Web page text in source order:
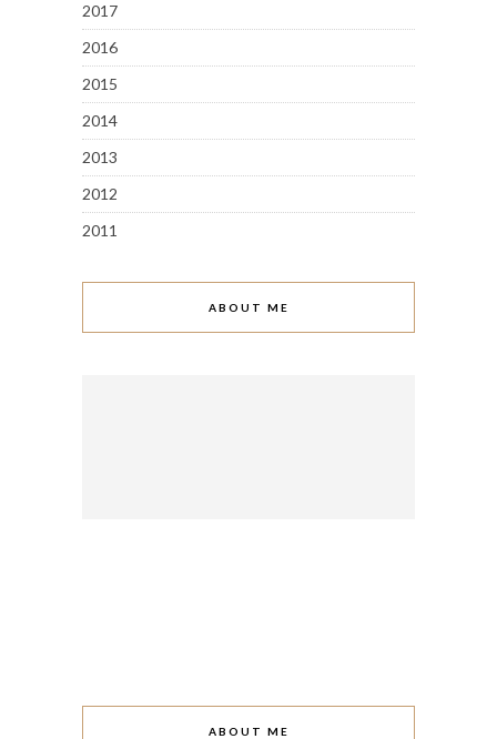
2017
2016
2015
2014
2013
2012
2011
ABOUT ME
ABOUT ME